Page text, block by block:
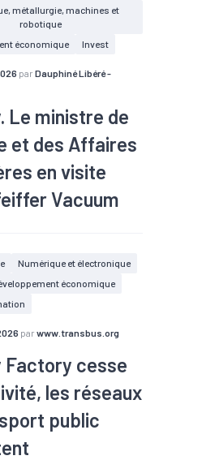
métallurgie, machines et
robotique
économique
Invest
par Dauphiné Libéré -
Le ministre de
et des Affaires
en visite
Vacuum
des Affaires étrangères
a rencontré les
Vacuum, leader
dans la
technologique
Numérique et électronique
économique
par www.transbus.org
Factory cesse
les réseaux
public